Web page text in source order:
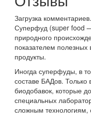
Загрузка
Суперфуд (super food
природного
показателем
продукты.
Иногда суперфуды, в
составе БАДов. Только
биодобавок, которые
специальных
сложным